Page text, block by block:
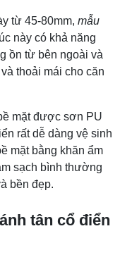
từ 45-80mm, mẫu
này có khả năng
ồn từ bên ngoài và
thoải mái cho căn
mặt được sơn PU
rất dễ dàng vệ sinh
mặt bằng khăn ẩm
sạch bình thường
bền đẹp.
tân cổ điển